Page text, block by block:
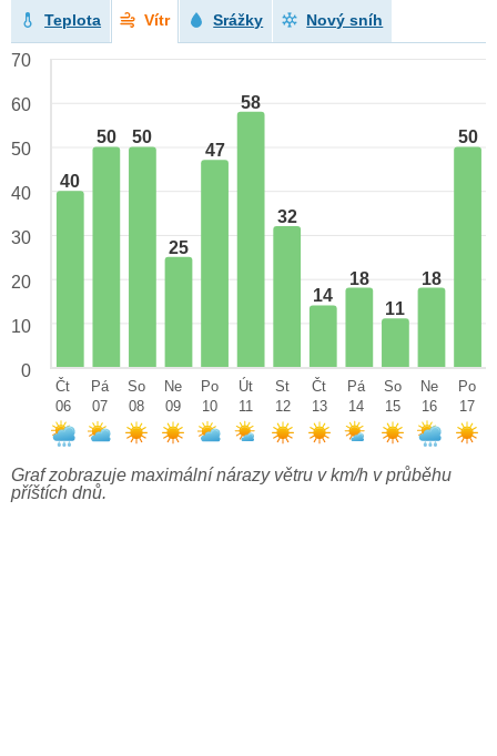
Teplota Vítr Srážky Nový sníh
40
50 50
25
47
58
32
14
18
11
18
50
70
60
50
40
30
20
10
0
Čt
06
Pá
07
So
08
Ne
09
Po
10
Út
11
St
12
Čt
13
Pá
14
So
15
Ne
16
Po
17
Graf zobrazuje maximální nárazy větru v km/h v průběhu
příštích dnů.